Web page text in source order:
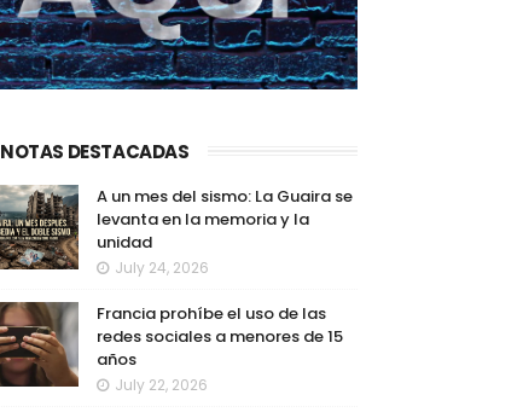
NOTAS DESTACADAS
A un mes del sismo: La Guaira se
levanta en la memoria y la
unidad
July 24, 2026
Francia prohíbe el uso de las
redes sociales a menores de 15
años
July 22, 2026